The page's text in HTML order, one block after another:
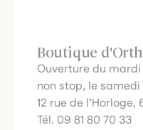
Boutique
Ouverture du mardi
non stop, le samedi
12 rue de
Tél. 09 81 80 70 33